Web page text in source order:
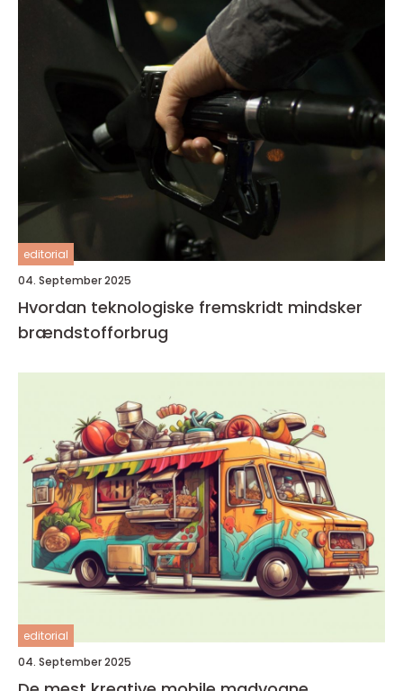
editorial
04. September 2025
Hvordan teknologiske fremskridt mindsker
brændstofforbrug
editorial
04. September 2025